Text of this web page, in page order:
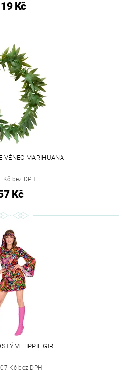
Kč
VĚNEC MARIHUANA
Kč bez DPH
Kč
HIPPIE GIRL
Kč bez DPH